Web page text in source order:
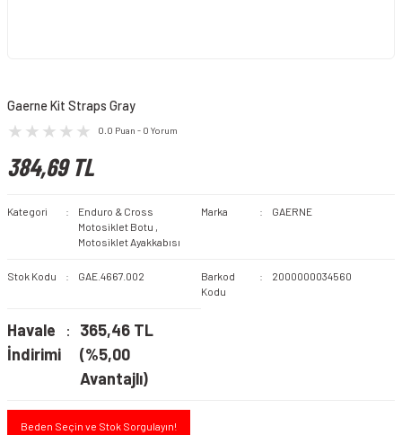
Gaerne Kit Straps Gray
0.0 Puan - 0 Yorum
384,69 TL
Kategori
Enduro & Cross
Motosiklet Botu ,
Motosiklet Ayakkabısı
Marka GAERNE
Stok Kodu GAE.4667.002
Barkod
Kodu
2000000034560
Havale
İndirimi
365,46 TL
(%5,00
Avantajlı)
Beden Seçin ve Stok Sorgulayın!